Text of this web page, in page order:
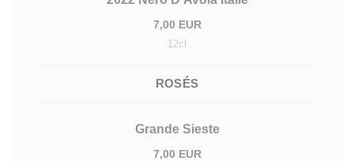
7,00 EUR
12cl
ROSÉS
Grande Sieste
7,00 EUR